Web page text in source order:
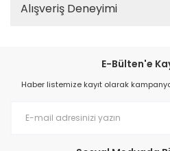
Alışveriş Deneyimi
E-Bülten'e
Haber listemize kayıt olarak